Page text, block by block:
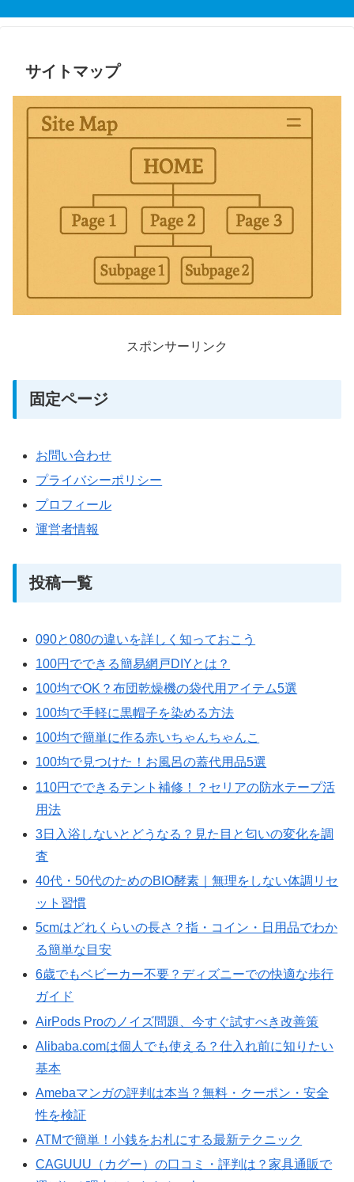
サイトマップ
スポンサーリンク
固定ページ
お問い合わせ
プライバシーポリシー
プロフィール
運営者情報
投稿一覧
090と080の違いを詳しく知っておこう
100円でできる簡易網戸DIYとは？
100均でOK？布団乾燥機の袋代用アイテム5選
100均で手軽に黒帽子を染める方法
100均で簡単に作る赤いちゃんちゃんこ
100均で見つけた！お風呂の蓋代用品5選
110円でできるテント補修！？セリアの防水テープ活
用法
3日入浴しないとどうなる？見た目と匂いの変化を調
査
40代・50代のためのBIO酵素｜無理をしない体調リセ
ット習慣
5cmはどれくらいの長さ？指・コイン・日用品でわか
る簡単な目安
6歳でもベビーカー不要？ディズニーでの快適な歩行
ガイド
AirPods Proのノイズ問題、今すぐ試すべき改善策
Alibaba.comは個人でも使える？仕入れ前に知りたい
基本
Amebaマンガの評判は本当？無料・クーポン・安全
性を検証
ATMで簡単！小銭をお札にする最新テクニック
CAGUUU（カグー）の口コミ・評判は？家具通販で